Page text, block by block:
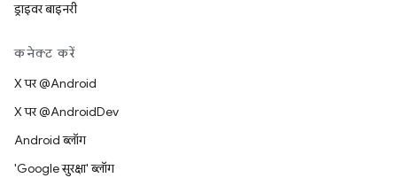
ड्राइवर बाइनरी
कनेक्ट करें
X पर @Android
X पर @AndroidDev
Android ब्लॉग
'Google सुरक्षा' ब्लॉग